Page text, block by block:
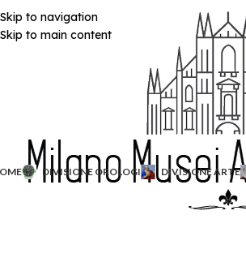
Skip to navigation
Skip to main content
DIVISIONE OROLOGI DIVISIONE ARTE